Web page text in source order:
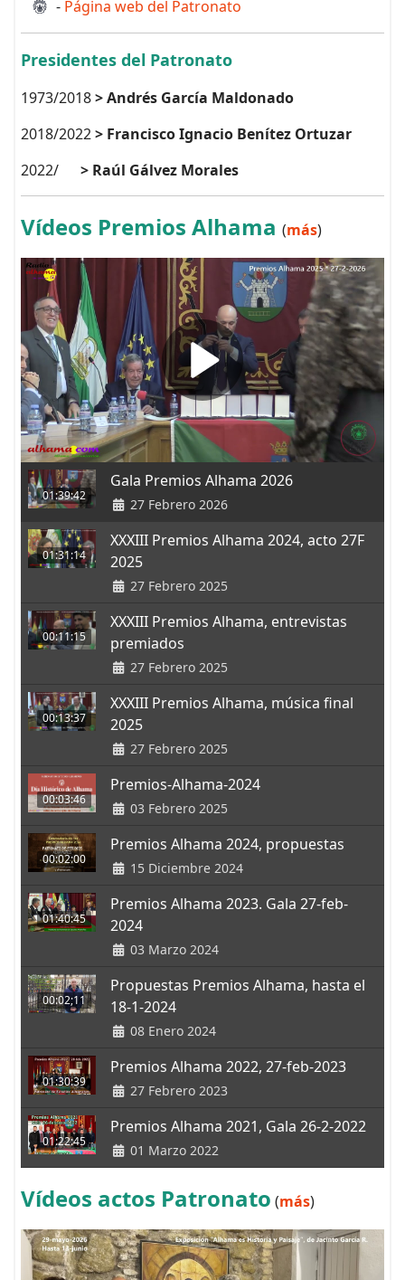
- Página web del Patronato
Presidentes del Patronato
1973/2018> Andrés García Maldonado
2018/2022> Francisco Ignacio Benítez Ortuzar
2022/
> Raúl Gálvez Morales
Vídeos Premios Alhama (más)
01:39:42
Gala Premios Alhama 2026
27 Febrero 2026
01:31:14
XXXIII Premios Alhama 2024, acto 27F
2025
27 Febrero 2025
00:11:15
XXXIII Premios Alhama, entrevistas
premiados
27 Febrero 2025
00:13:37
XXXIII Premios Alhama, música final
2025
27 Febrero 2025
00:03:46
Premios-Alhama-2024
03 Febrero 2025
00:02:00
Premios Alhama 2024, propuestas
15 Diciembre 2024
01:40:45
Premios Alhama 2023. Gala 27-feb-
2024
03 Marzo 2024
00:02;11
Propuestas Premios Alhama, hasta el
18-1-2024
08 Enero 2024
01:30:39
Premios Alhama 2022, 27-feb-2023
27 Febrero 2023
01:22:45
Premios Alhama 2021, Gala 26-2-2022
01 Marzo 2022
Vídeos actos Patronato (más)